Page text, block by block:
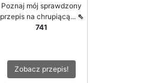
Poznaj mój sprawdzony
przepis na chrupiącą... ⇖
741
Zobacz przepis!